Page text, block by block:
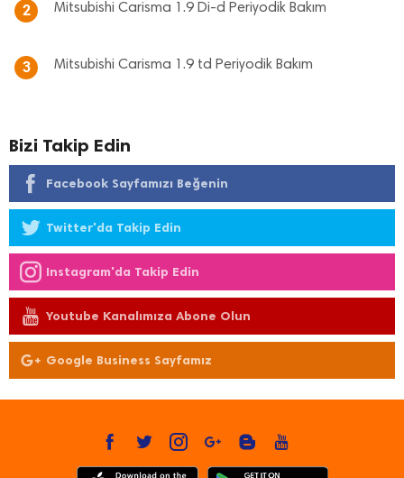
2 Mitsubishi Carisma 1.9 Di-d Periyodik Bakım
3 Mitsubishi Carisma 1.9 td Periyodik Bakım
Bizi Takip Edin
Facebook Sayfamızı Beğenin
Twitter'da Takip Edin
Instagram'da Takip Edin
Youtube Kanalımıza Abone Olun
Google Business Sayfamız